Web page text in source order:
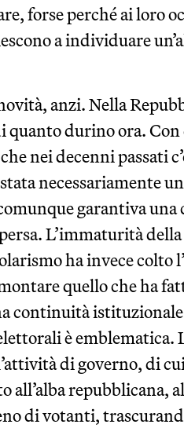
forse perché ai loro
a individuare
anzi. Nella
quanto durino ora. Con
nei decenni passati
necessariamente
garantiva una
L’immaturità
ha invece colto
quello che ha
continuità
è emblematica.
di governo, di
all’alba repubblicana,
di votanti,